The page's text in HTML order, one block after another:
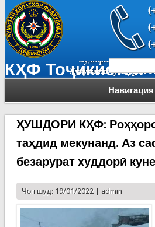
КҲФ Тоҷикистон
Навигация
ҲУШДОРИ КҲФ: Роҳҳоро
таҳдид мекунанд. Аз
безарурат худдорӣ
Чоп шуд: 19/01/2022 | admin